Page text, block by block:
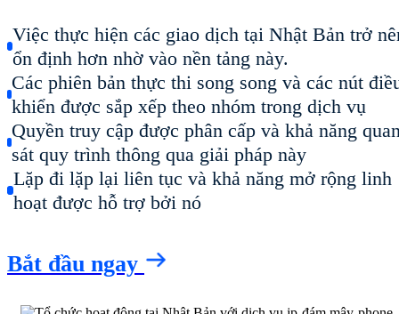
Việc thực hiện các giao dịch tại Nhật Bản trở
ổn định hơn nhờ vào nền tảng này.
Các phiên bản thực thi song song và các nút
khiển được sắp xếp theo nhóm trong dịch vụ
Quyền truy cập được phân cấp và khả năng
sát quy trình thông qua giải pháp này
Lặp đi lặp lại liên tục và khả năng mở rộng linh
hoạt được hỗ trợ bởi nó
Bắt đầu ngay